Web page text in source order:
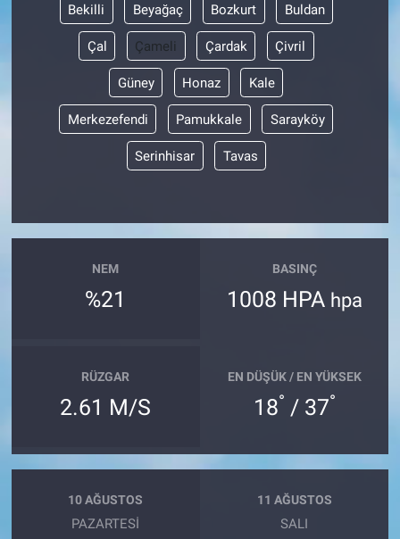
Bekilli Beyağaç Bozkurt Buldan
Çal Çameli Çardak Çivril
Güney Honaz Kale
Merkezefendi Pamukkale Sarayköy
Serinhisar Tavas
NEM
%21
BASINÇ
1008 HPA hpa
RÜZGAR
2.61 M/S
EN DÜŞÜK / EN YÜKSEK
18° / 37°
10 AĞUSTOS
PAZARTESI
11 AĞUSTOS
SALI